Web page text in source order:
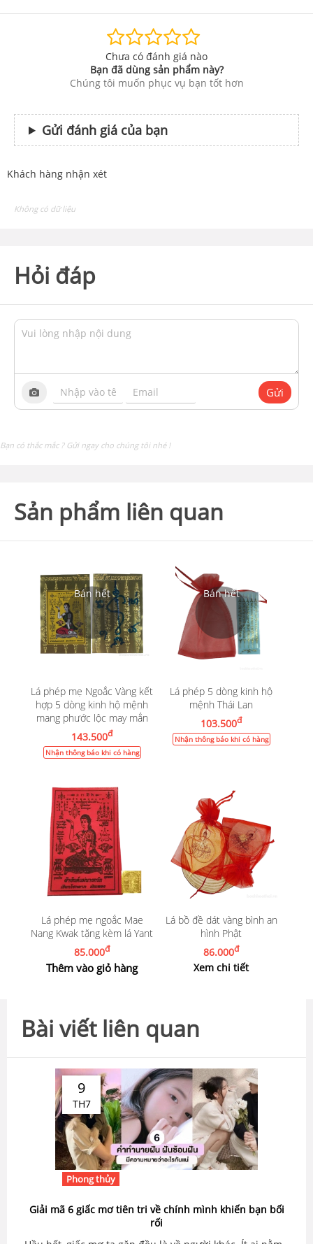
Chưa có đánh giá nào
Bạn đã dùng sản phẩm này?
Chúng tôi muốn phục vụ bạn tốt hơn
Gửi đánh giá của bạn
Khách hàng nhận xét
Không có dữ liệu
Hỏi đáp
Gửi
Bạn có thắc mắc ? Gửi ngay cho chúng tôi nhé !
Sản phẩm liên quan
Lá phép mẹ Ngoắc Vàng kết
hợp 5 dòng kinh hộ mệnh
mang phước lộc may mắn
143.500đ
Nhận thông báo khi có hàng
Lá phép 5 dòng kinh hộ
mệnh Thái Lan
103.500đ
Nhận thông báo khi có hàng
Lá phép mẹ ngoắc Mae
Nang Kwak tặng kèm lá Yant
85.000đ
Thêm vào giỏ hàng
Lá bồ đề dát vàng bình an
hình Phật
86.000đ
Xem chi tiết
Bài viết liên quan
9
TH7
Phong thủy
Giải mã 6 giấc mơ tiên tri về chính mình khiến bạn bối
rối